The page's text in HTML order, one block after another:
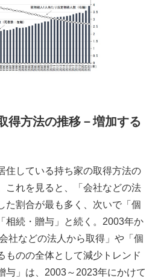
得方法の推移－増加する
している持ち家の取得方法の
これを見ると、「会社などの法
た割合が最も多く、次いで「個
相続・贈与」と続く。2003年か
社などの法人から取得」や「個
ものの全体として減少トレンド
与」は、2003～2023年にかけて